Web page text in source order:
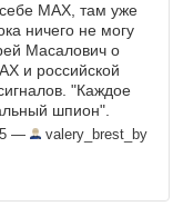
MAX, там уже
ничего не могу
Масалович о
и российской
"Каждое
шпион".
watch?
— valery_brest_by